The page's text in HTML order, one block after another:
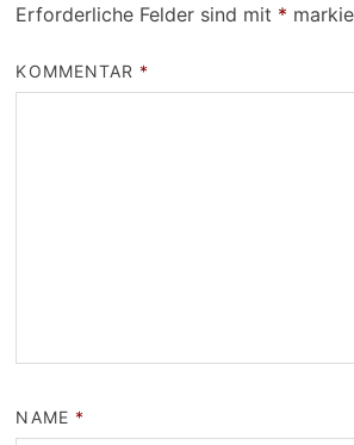
Erforderliche Felder sind mit *
KOMMENTAR *
NAME *